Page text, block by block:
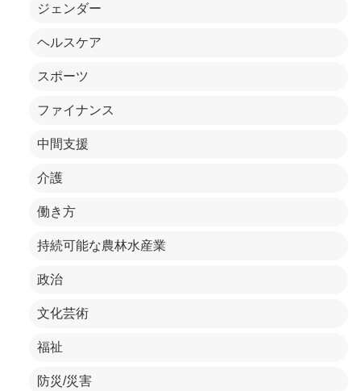
ジェンダー
ヘルスケア
スポーツ
ファイナンス
中間支援
介護
働き方
持続可能な農林水産業
政治
文化芸術
福祉
防災/災害